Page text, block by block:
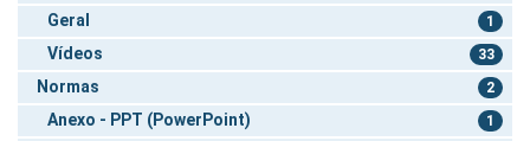
Geral 1
Vídeos 33
Normas 2
Anexo - PPT (PowerPoint) 1